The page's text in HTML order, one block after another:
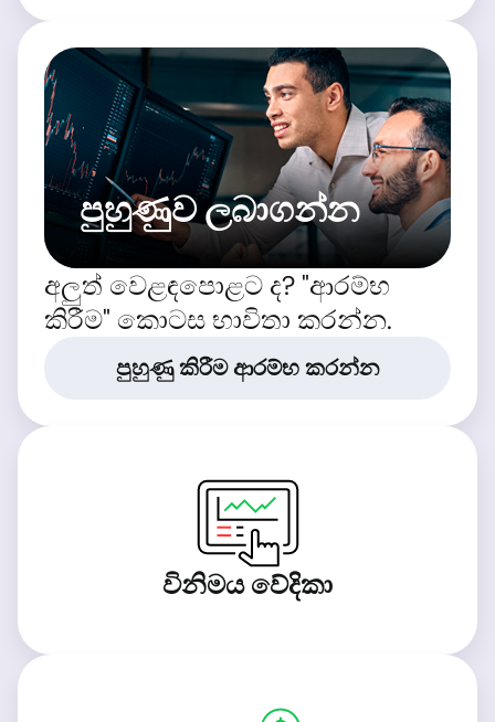
පුහුණුව ලබාගන්න
අලුත් වෙළඳපොළට ද? "ආරම්භ
කිරීම" කොටස භාවිතා කරන්න.
පුහුණු කිරීම ආරම්භ කරන්න
විනිමය වේදිකා